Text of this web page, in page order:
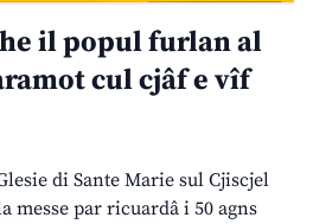
il popul furlan al
cul cjâf e vîf
di Sante Marie sul Cjiscjel
messe par ricuardâ i 50 agns